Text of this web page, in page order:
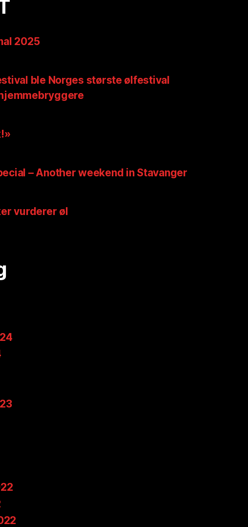
2025
ble Norges største ølfestival
– Another weekend in Stavanger
vurderer øl